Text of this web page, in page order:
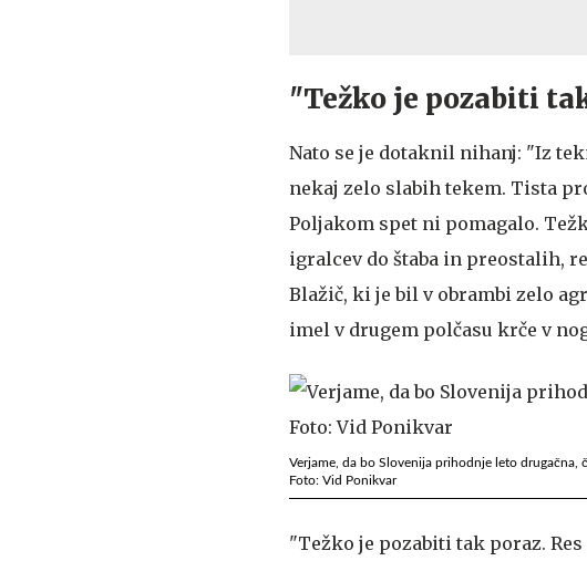
"Težko je pozabiti
Nato se je dotaknil nihanj: "Iz
nekaj zelo slabih tekem. Tista
Poljakom spet ni pomagalo.
igralcev do štaba in preostalih,
Blažič, ki je bil v obrambi zelo
imel v drugem polčasu krče v
Verjame, da bo Slovenija prihodnje leto drugačna,
Foto: Vid Ponikvar
"Težko je pozabiti tak poraz.